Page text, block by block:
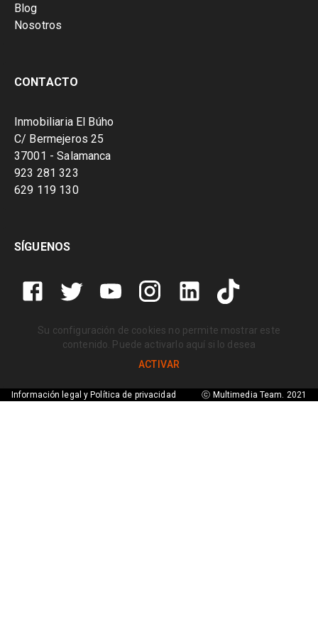
Blog
Nosotros
CONTACTO
Inmobiliaria El Búho
C/ Bermejeros 25
37001 - Salamanca
923 281 323
629 119 130
SÍGUENOS
Su configuración de cookies no permite mostrar este
contenido. Puede activarlo aquí si lo desea
ACTIVAR
Información legal y Política de privacidad ⓒ Multimedia Team. 2021